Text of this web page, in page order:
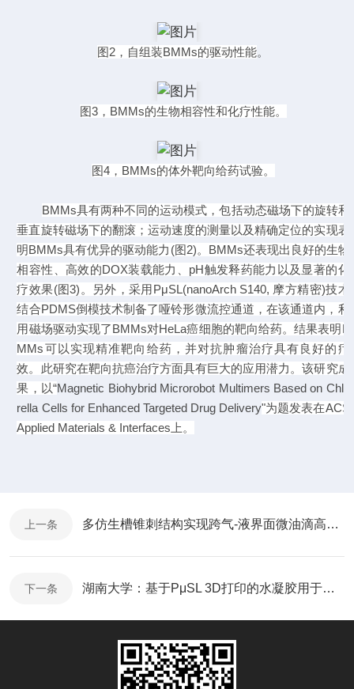
图2 ，自组装BMMs的驱动性能。
图3， BMMs的生物相容性和化疗性能。
图4， BMMs的体外靶向给药试验。
BMMs具有两种不同的运动模式，包括动态磁场下的旋转和
垂直旋转磁场下的翻滚；运动速度的测量以及精确定位的实现表
明BMMs具有优异的驱动能力 (图2)。 BMMs还表现出良好的生物
相容性、高效的DOX装载能力、 pH触发释药能力以及显著的化
疗效果(图3) 。另外，采用 PμSL(nanoArch S140, 摩方精密)技术
结合PDMS倒模技术制备了哑铃形微流控通道，在该通道内，利
用磁场驱动实现了BMMs对HeLa癌细胞的靶向给药。结果表明 B
MMs可以实现精准靶向给药，并对抗肿瘤治疗具有良好的疗
效。此研究在靶向抗癌治疗方面具有巨大的应用潜力。该研究成
果，以“Magnetic Biohybrid Microrobot Multimers Based on Chlo
rella Cells for Enhanced Targeted Drug Delivery"为题发表在ACS
Applied Materials & Interfaces 上。
上一条 多仿生槽锥刺结构实现跨气-液界面微油滴高效定向操控
下一条 湖南大学：基于PμSL 3D打印的水凝胶用于柔性热响应智能窗